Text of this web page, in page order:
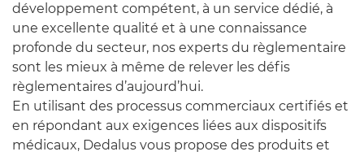
développement compétent, à un service dédié, à
une excellente qualité et à une connaissance
profonde du secteur, nos experts du règlementaire
sont les mieux à même de relever les défis
règlementaires d’aujourd’hui.
En utilisant des processus commerciaux certifiés et
en répondant aux exigences liées aux dispositifs
médicaux, Dedalus vous propose des produits et